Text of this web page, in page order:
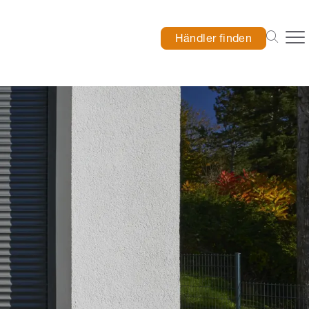
Händler finden